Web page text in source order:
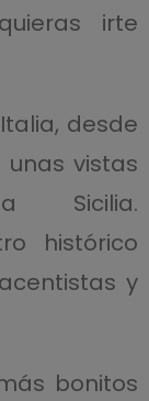
irte
desde
vistas
Sicilia.
histórico
y
bonitos